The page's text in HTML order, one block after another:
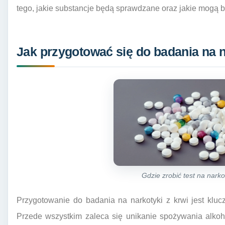
tego, jakie substancje będą sprawdzane oraz jakie mogą
Jak przygotować się do badania na
Gdzie zrobić test na
Przygotowanie do badania na narkotyki z krwi jest
Przede wszystkim zaleca się unikanie spożywania